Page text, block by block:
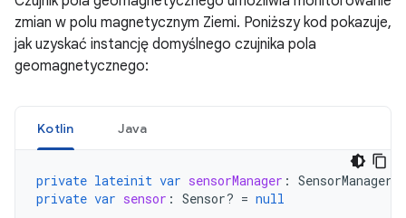
zmian w polu magnetycznym Ziemi. Poniższy kod pokazuje,
jak uzyskać instancję domyślnego czujnika pola
geomagnetycznego:
Kotlin Java
private lateinit var sensorManager : SensorManager
private var sensor : Sensor? = null